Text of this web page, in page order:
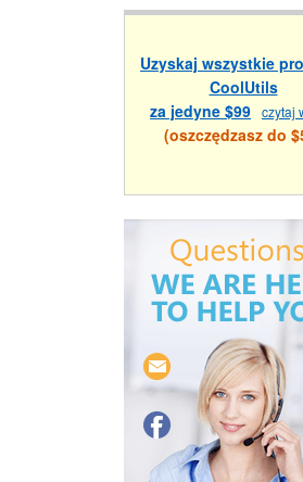
Uzyskaj wszystkie
CoolUtils
za jedyne $99 czytaj
(oszczędzasz do